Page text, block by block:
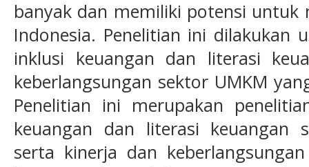
banyak dan memiliki potensi untuk
Indonesia. Penelitian ini dilakukan
inklusi keuangan dan literasi
keberlangsungan sektor UMKM
Penelitian ini merupakan
keuangan dan literasi keuangan
serta kinerja dan